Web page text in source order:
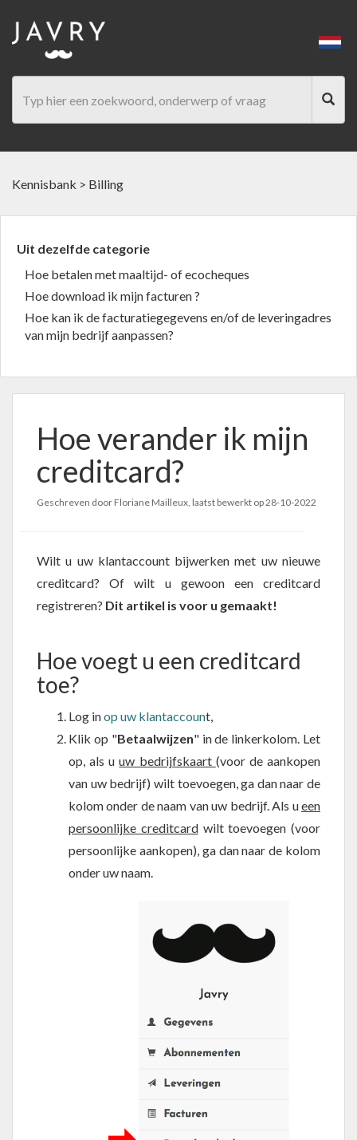
Kennisbank > Billing
Uit dezelfde categorie
Hoe betalen met maaltijd- of ecocheques
Hoe download ik mijn facturen ?
Hoe kan ik de facturatiegegevens en/of de leveringadres
van mijn bedrijf aanpassen?
Hoe verander ik mijn
creditcard?
Geschreven door Floriane Mailleux, laatst bewerkt op28-10-2022
Wilt u uw klantaccount bijwerken met uw nieuwe
creditcard? Of wilt u gewoon een creditcard
registreren? Dit artikel is voor u gemaakt!
Hoe voegt u een creditcard
toe?
Log inop uw klantaccount,
Klik op "Betaalwijzen" in de linkerkolom. Let
op, als uuw bedrijfskaart (voor de aankopen
van uw bedrijf) wilt toevoegen, ga dan naar de
kolom onder de naam van uw bedrijf. Als ueen
persoonlijke creditcardwilt toevoegen (voor
persoonlijke aankopen), ga dan naar de kolom
onder uw naam.